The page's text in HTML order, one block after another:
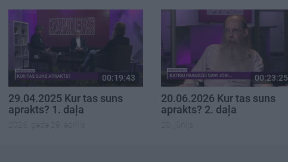
00:19:43
29.04.2025 Kur tas suns
aprakts? 1. daļa
2025. gada 29. aprīlis
00:23:25
20.06.2026 Kur tas suns
aprakts? 2. daļa
20. jūnijs